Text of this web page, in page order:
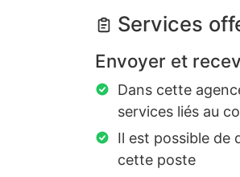
Services
Envoyer et
Dans cette
services liés au
Il est possible de
cette poste